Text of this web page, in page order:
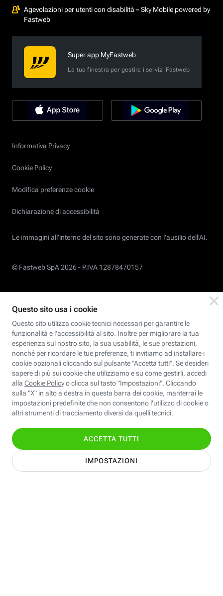
Agevolazioni per utenti con disabilità – Sky Mobile powered by
Fastweb
Super app MyFastweb
La tua finestra per gestire i servizi Fastweb
Informativa Privacy
Cookie Policy
Modifica preferenze cookie
Dichiarazione di accessibilità
Le immagini all’interno del sito sono generate con l'ausilio dell'AI.
© Fastweb SpA 2026 - P.IVA 12878470157